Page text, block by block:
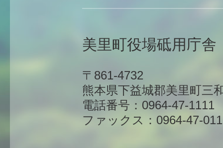
美里町役場砥用庁舎
〒861-4732
熊本県下益城郡美里町三
電話番号：0964-47-1111
ファックス：0964-47-